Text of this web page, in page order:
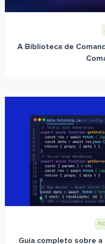
A Biblioteca de
Guia completo sobre